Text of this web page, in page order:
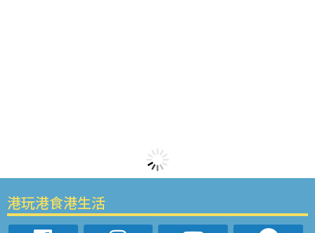
港玩港食港生活